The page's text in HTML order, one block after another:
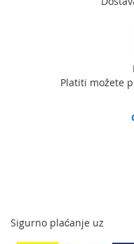
Platiti možete
Sigurno plaćanje uz